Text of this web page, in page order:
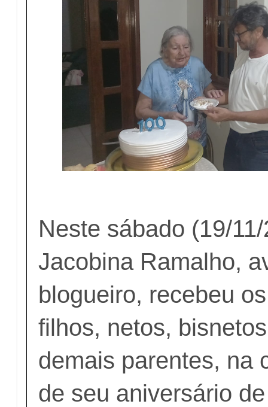
Neste sábado (19/
Jacobina Ramalho,
blogueiro, recebeu
filhos, netos,
demais parentes, na
de seu aniversário